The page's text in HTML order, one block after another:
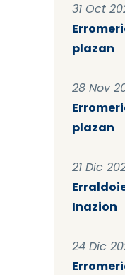
31 Oct
plazan
28 Nov
plazan
21 Dic
Inazion
24 Dic